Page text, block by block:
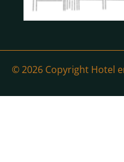
© 2026 Copyright Hotel